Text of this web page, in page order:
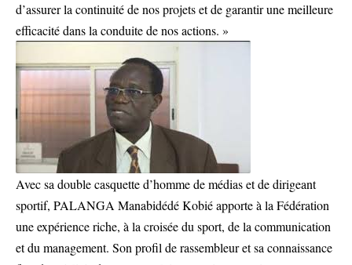
d’assurer la continuité de nos projets et de garantir une meilleure
efficacité dans la conduite de nos actions. »
Avec sa double casquette d’homme de médias et de dirigeant
sportif, PALANGA Manabidédé Kobié apporte à la Fédération
une expérience riche, à la croisée du sport, de la communication
et du management. Son profil de rassembleur et sa connaissance